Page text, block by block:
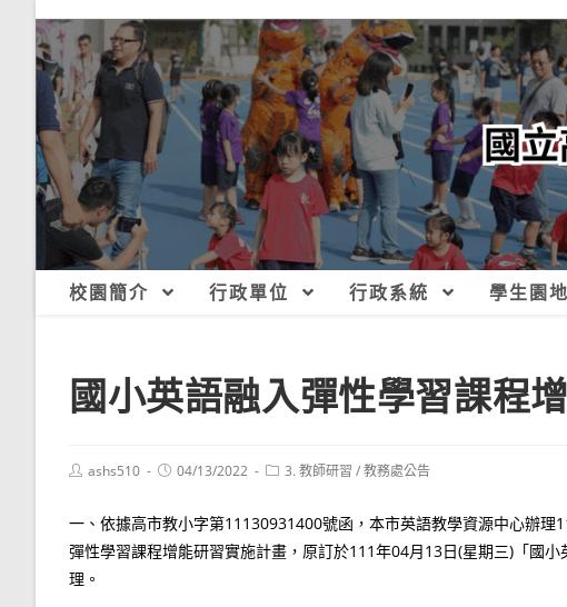
校園簡介 行政單位 行政系統 學生園地
國小英語融入彈性學習課程
Postashs510
Post04/13/2022
Post3. 教師研習 /教務處公告
一、依據高市教小字第11130931400號函，本市英語教學資源中心辦
彈性學習課程增能研習實施計畫，原訂於111年04月13日(星期三)「國
理。